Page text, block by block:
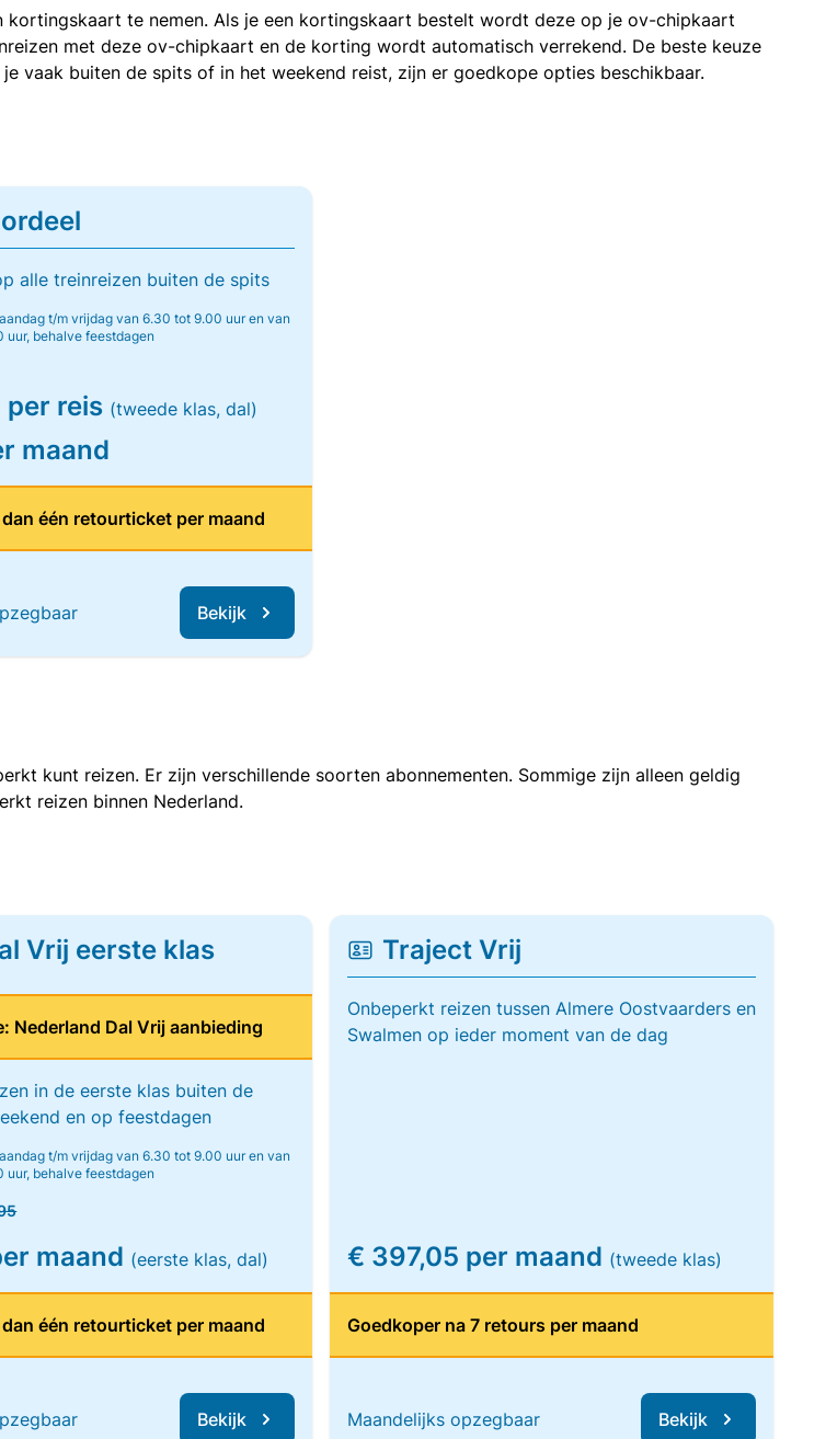
te nemen. Als je een kortingskaart bestelt wordt deze op je ov-chipkaart
met deze ov-chipkaart en de korting wordt automatisch verrekend. De beste keuze
vaak buiten de spits of in het weekend reist, zijn er goedkope opties beschikbaar.
alle treinreizen buiten de spits
t/m vrijdag van 6.30 tot 9.00 uur en van
uur, behalve feestdagen
per reis (tweede klas, dal)
maand
één retourticket per maand
Bekijk
kunt reizen. Er zijn verschillende soorten abonnementen. Sommige zijn alleen geldig
reizen binnen Nederland.
Vrij eerste klas
Nederland Dal Vrij aanbieding
in de eerste klas buiten de
en op feestdagen
t/m vrijdag van 6.30 tot 9.00 uur en van
uur, behalve feestdagen
maand (eerste klas, dal)
één retourticket per maand
Bekijk
Traject Vrij
Onbeperkt reizen tussen Almere Oostvaarders en
Swalmen op ieder moment van de dag
€ 397,05 per maand (tweede klas)
Goedkoper na 7 retours per maand
Maandelijks opzegbaar Bekijk